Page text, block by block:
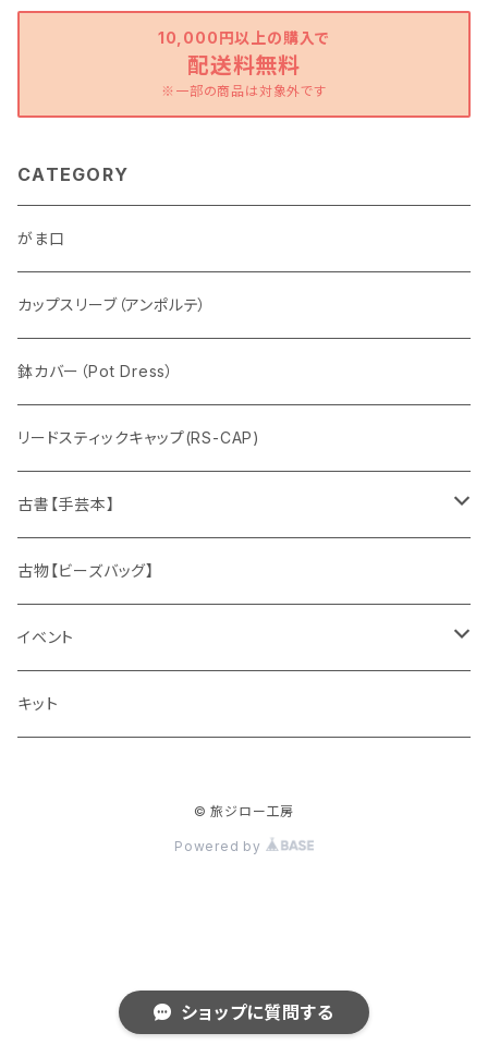
ショップに質問する
10,000円以上の購入で
配送料無料
※一部の商品は対象外です
CATEGORY
がま口
カップスリーブ（アンポルテ）
鉢カバー（Pot Dress）
リードスティックキャップ(RS-CAP)
古書【手芸本】
編みもの
春夏
秋冬
刺しゅう
花、植物
古物【ビーズバッグ】
イベント
ワークショップ
キット
© 旅ジロー工房
Powered by